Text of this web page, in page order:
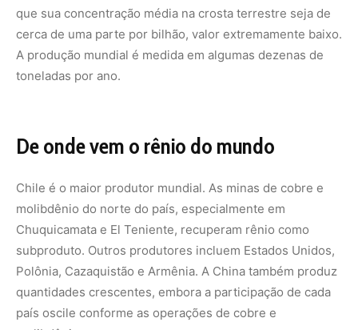
Polônia, Cazaquistão e Armênia. A China também produz
quantidades crescentes, embora a participação de cada
país oscile conforme as operações de cobre e
molibdênio.